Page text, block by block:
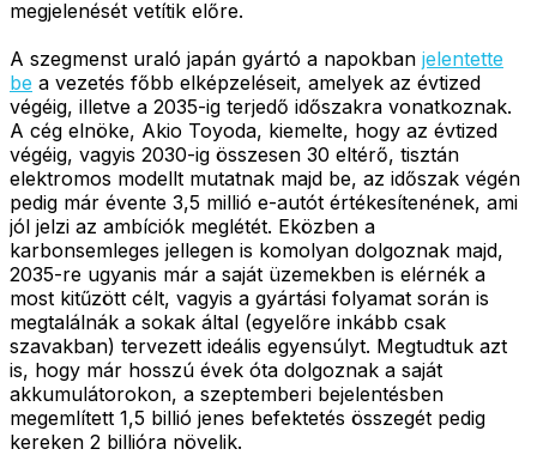
megjelenését vetítik előre.
A szegmenst uraló japán gyártó a napokban jelentette
be a vezetés főbb elképzeléseit, amelyek az évtized
végéig, illetve a 2035-ig terjedő időszakra vonatkoznak.
A cég elnöke, Akio Toyoda, kiemelte, hogy az évtized
végéig, vagyis 2030-ig összesen 30 eltérő, tisztán
elektromos modellt mutatnak majd be, az időszak végén
pedig már évente 3,5 millió e-autót értékesítenének, ami
jól jelzi az ambíciók meglétét. Eközben a
karbonsemleges jellegen is komolyan dolgoznak majd,
2035-re ugyanis már a saját üzemekben is elérnék a
most kitűzött célt, vagyis a gyártási folyamat során is
megtalálnák a sokak által (egyelőre inkább csak
szavakban) tervezett ideális egyensúlyt. Megtudtuk azt
is, hogy már hosszú évek óta dolgoznak a saját
akkumulátorokon, a szeptemberi bejelentésben
megemlített 1,5 billió jenes befektetés összegét pedig
kereken 2 billióra növelik.